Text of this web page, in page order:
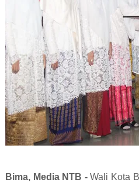
Bima, Media NTB -Wali Kota